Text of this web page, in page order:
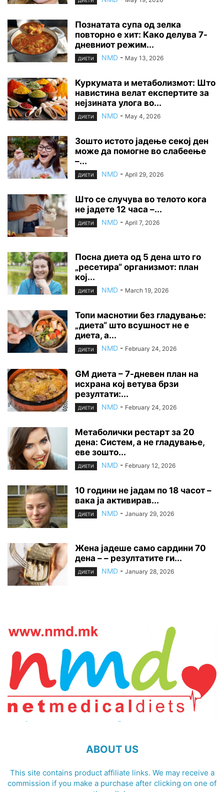
Познатата супа од зелка
повторно е хит: Како делува 7-
дневниот режим...
ДИЕТИ NMD - May 13, 2026
Куркумата и метаболизмот: Што
навистина велат експертите за
нејзината улога во...
ДИЕТИ NMD - May 4, 2026
Зошто истото јадење секој ден
може да помогне во слабеење
–...
ДИЕТИ NMD - April 29, 2026
Што се случува во телото кога
не јадете 12 часа –...
ДИЕТИ NMD - April 7, 2026
Посна диета од 5 дена што го
„ресетира“ организмот: план
кој...
ДИЕТИ NMD - March 19, 2026
Топи маснотии без гладување:
„диета“ што всушност не е
диета, а...
ДИЕТИ NMD - February 24, 2026
GM диета – 7-дневен план на
исхрана кој ветува брзи
резултати:...
ДИЕТИ NMD - February 24, 2026
Метаболички рестарт за 20
дена: Систем, а не гладување,
еве зошто...
ДИЕТИ NMD - February 12, 2026
10 години не јадам по 18 часот –
вака ја активирав...
ДИЕТИ NMD - January 29, 2026
Жена јадеше само сардини 70
дена – – резултатите ги...
ДИЕТИ NMD - January 28, 2026
ABOUT US
This site contains product affiliate links. We may receive a
commission if you make a purchase after clicking on one of